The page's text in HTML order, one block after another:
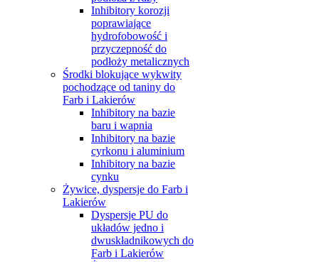
Inhibitory korozji
poprawiające
hydrofobowość i
przyczepność do
podłoży metalicznych
Środki blokujące wykwity
pochodzące od taniny do
Farb i Lakierów
Inhibitory na bazie
baru i wapnia
Inhibitory na bazie
cyrkonu i aluminium
Inhibitory na bazie
cynku
Żywice, dyspersje do Farb i
Lakierów
Dyspersje PU do
układów jedno i
dwuskładnikowych do
Farb i Lakierów